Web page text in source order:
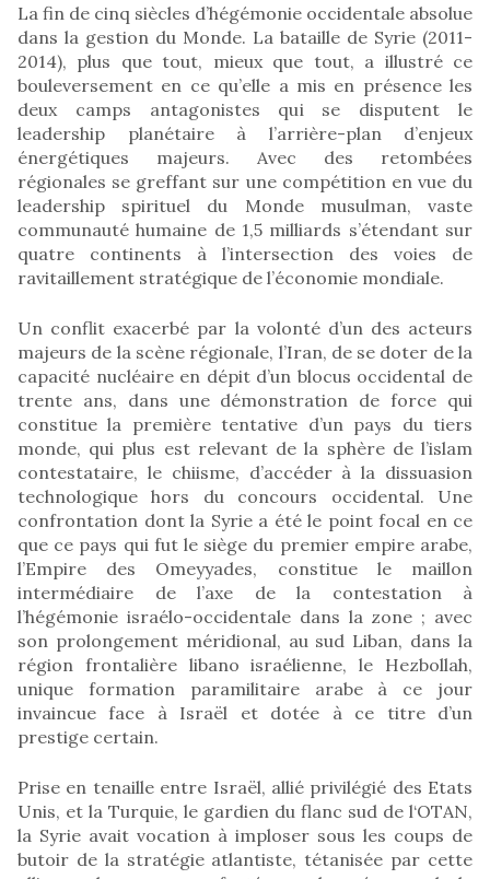
La fin de cinq siècles d’hégémonie occidentale absolue
dans la gestion du Monde. La bataille de Syrie (2011-
2014), plus que tout, mieux que tout, a illustré ce
bouleversement en ce qu’elle a mis en présence les
deux camps antagonistes qui se disputent le
leadership planétaire à l’arrière-plan d’enjeux
énergétiques majeurs. Avec des retombées
régionales se greffant sur une compétition en vue du
leadership spirituel du Monde musulman, vaste
communauté humaine de 1,5 milliards s’étendant sur
quatre continents à l’intersection des voies de
ravitaillement stratégique de l’économie mondiale.
Un conflit exacerbé par la volonté d’un des acteurs
majeurs de la scène régionale, l’Iran, de se doter de la
capacité nucléaire en dépit d’un blocus occidental de
trente ans, dans une démonstration de force qui
constitue la première tentative d’un pays du tiers
monde, qui plus est relevant de la sphère de l’islam
contestataire, le chiisme, d’accéder à la dissuasion
technologique hors du concours occidental. Une
confrontation dont la Syrie a été le point focal en ce
que ce pays qui fut le siège du premier empire arabe,
l’Empire des Omeyyades, constitue le maillon
intermédiaire de l’axe de la contestation à
l’hégémonie israélo-occidentale dans la zone ; avec
son prolongement méridional, au sud Liban, dans la
région frontalière libano israélienne, le Hezbollah,
unique formation paramilitaire arabe à ce jour
invaincue face à Israël et dotée à ce titre d’un
prestige certain.
Prise en tenaille entre Israël, allié privilégié des Etats
Unis, et la Turquie, le gardien du flanc sud de l‘OTAN,
la Syrie avait vocation à imploser sous les coups de
butoir de la stratégie atlantiste, tétanisée par cette